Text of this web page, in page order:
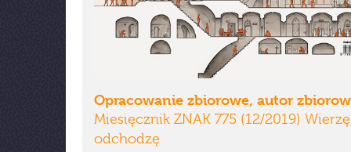
Opracowanie zbiorowe, autor
Miesięcznik ZNAK 775 (12/2019)
odchodzę